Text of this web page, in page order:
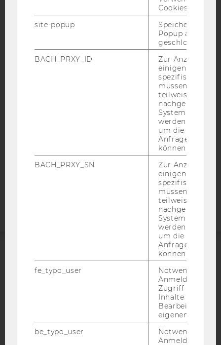
Bluesky
BARRIEREFREIHEITSERKLÄRUNG WEBSEITE
DATENSCHUTZERKLÄRUNG
DATENSCHUTZERKLÄRUNG SOCIAL MEDIA
DATENSCHUTZERKLÄRUNG
STUDIENBEWERBER*INNEN UND STUDIERENDE
COOKIE EINSTELLUNGEN
Barrierefreiheitserklärung
ACCREDITED BY:
AMBA
Cookies.
site-popup
Speichert ob ein
Popup
geschlossen
BACH_PRXY_ID
Zur Anzeige von
einigen WU-
spezifischen
müssen
teilweise von
nachgelagerten
System
werden.
um die Antwort
Anfrage
können.
BACH_PRXY_SN
Zur Anzeige von
einigen WU-
spezifischen
müssen
teilweise von
nachgelagerten
System
werden.
um die Antwort
Anfrage
können.
fe_typo_user
Notwendig für
Anmeldung und
Zugriff auf
Inhalte oder zur
Bearbeitung des
eigenen Profils.
be_typo_user
Notwendig für
Anmeldung und